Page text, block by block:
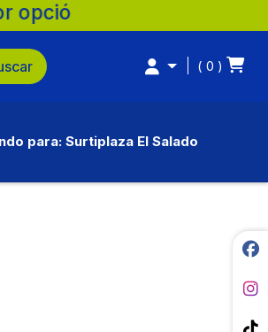
para tu familia. 💚
0
para: Surtiplaza El Salado